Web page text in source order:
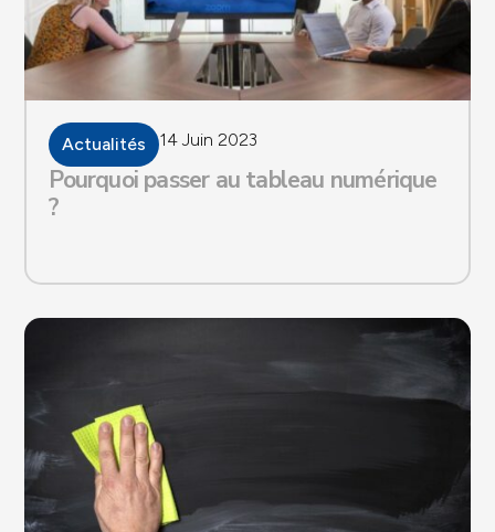
Actualités 14 Juin 2023
Pourquoi passer au tableau numérique
?